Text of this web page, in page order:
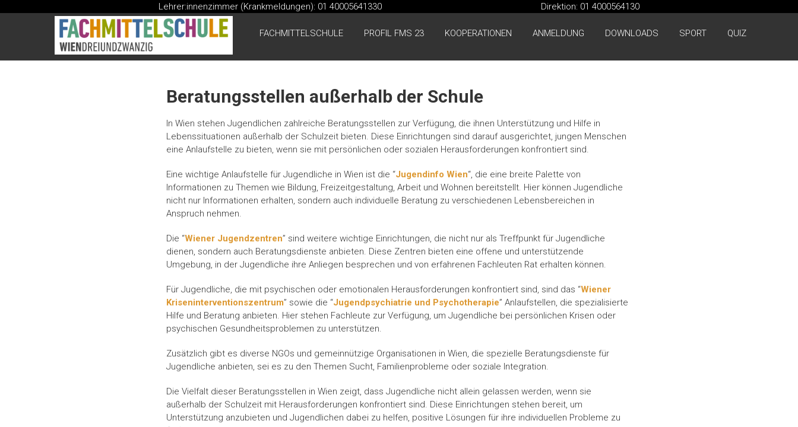
Lehrer:innenzimmer (Krankmeldungen): 01 40005641330 Direktion: 01 4000564130
Fachmittelschule
FACHMITTELSCHULE PROFIL FMS 23 KOOPERATIONEN ANMELDUNG DOWNLOADS SPORT QUIZ
Beratungsstellen außerhalb der Schule
In Wien stehen Jugendlichen zahlreiche Beratungsstellen zur Verfügung, die ihnen Unterstützung und Hilfe in
Lebenssituationen außerhalb der Schulzeit bieten. Diese Einrichtungen sind darauf ausgerichtet, jungen Menschen
eine Anlaufstelle zu bieten, wenn sie mit persönlichen oder sozialen Herausforderungen konfrontiert sind.
Eine wichtige Anlaufstelle für Jugendliche in Wien ist die “Jugendinfo Wien“, die eine breite Palette von
Informationen zu Themen wie Bildung, Freizeitgestaltung, Arbeit und Wohnen bereitstellt. Hier können Jugendliche
nicht nur Informationen erhalten, sondern auch individuelle Beratung zu verschiedenen Lebensbereichen in
Anspruch nehmen.
Die “Wiener Jugendzentren” sind weitere wichtige Einrichtungen, die nicht nur als Treffpunkt für Jugendliche
dienen, sondern auch Beratungsdienste anbieten. Diese Zentren bieten eine offene und unterstützende
Umgebung, in der Jugendliche ihre Anliegen besprechen und von erfahrenen Fachleuten Rat erhalten können.
Für Jugendliche, die mit psychischen oder emotionalen Herausforderungen konfrontiert sind, sind das “Wiener
Kriseninterventionszentrum” sowie die “Jugendpsychiatrie und Psychotherapie” Anlaufstellen, die spezialisierte
Hilfe und Beratung anbieten. Hier stehen Fachleute zur Verfügung, um Jugendliche bei persönlichen Krisen oder
psychischen Gesundheitsproblemen zu unterstützen.
Zusätzlich gibt es diverse NGOs und gemeinnützige Organisationen in Wien, die spezielle Beratungsdienste für
Jugendliche anbieten, sei es zu den Themen Sucht, Familienprobleme oder soziale Integration.
Die Vielfalt dieser Beratungsstellen in Wien zeigt, dass Jugendliche nicht allein gelassen werden, wenn sie
außerhalb der Schulzeit mit Herausforderungen konfrontiert sind. Diese Einrichtungen stehen bereit, um
Unterstützung anzubieten und Jugendlichen dabei zu helfen, positive Lösungen für ihre individuellen Probleme zu